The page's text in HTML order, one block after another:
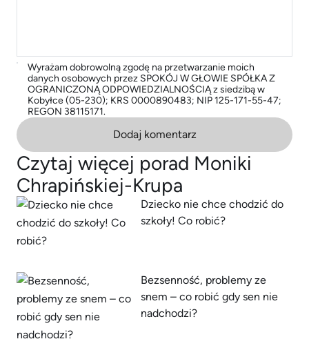
Wyrażam dobrowolną zgodę na przetwarzanie moich
danych osobowych przez SPOKÓJ W GŁOWIE SPÓŁKA Z
OGRANICZONĄ ODPOWIEDZIALNOŚCIĄ z siedzibą w
Kobyłce (05-230); KRS 0000890483; NIP 125-171-55-47;
REGON 38115171.
Dodaj komentarz
Czytaj więcej porad Moniki
Chrapińskiej-Krupa
Dziecko nie chce chodzić do
szkoły! Co robić?
Bezsenność, problemy ze
snem – co robić gdy sen nie
nadchodzi?